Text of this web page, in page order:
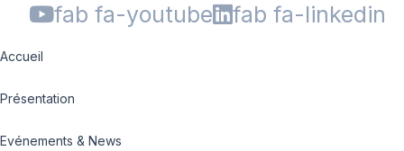
fab fa-youtube
fab fa-linkedin
Accueil
Présentation
Evénements & News